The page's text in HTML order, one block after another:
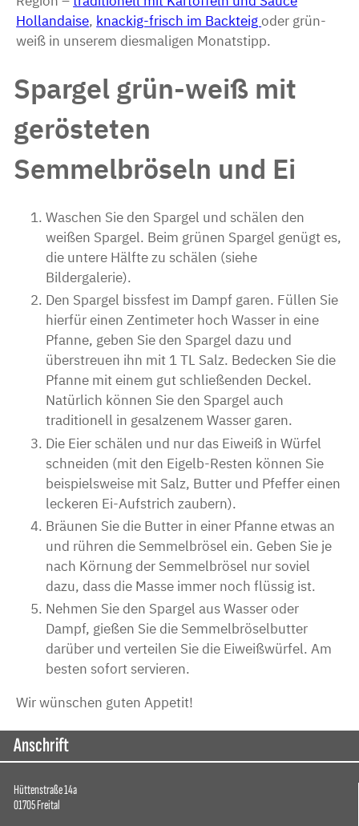
Hollandaise, knackig-frisch im Backteigoder grün-
weiß in unserem diesmaligen Monatstipp.
Spargel grün-weiß mit
gerösteten
Semmelbröseln und Ei
Waschen Sie den Spargel und schälen den
weißen Spargel. Beim grünen Spargel genügt es,
die untere Hälfte zu schälen (siehe
Bildergalerie).
Den Spargel bissfest im Dampf garen. Füllen Sie
hierfür einen Zentimeter hoch Wasser in eine
Pfanne, geben Sie den Spargel dazu und
überstreuen ihn mit 1 TL Salz. Bedecken Sie die
Pfanne mit einem gut schließenden Deckel.
Natürlich können Sie den Spargel auch
traditionell in gesalzenem Wasser garen.
Die Eier schälen und nur das Eiweiß in Würfel
schneiden (mit den Eigelb-Resten können Sie
beispielsweise mit Salz, Butter und Pfeffer einen
leckeren Ei-Aufstrich zaubern).
Bräunen Sie die Butter in einer Pfanne etwas an
und rühren die Semmelbrösel ein. Geben Sie je
nach Körnung der Semmelbrösel nur soviel
dazu, dass die Masse immer noch flüssig ist.
Nehmen Sie den Spargel aus Wasser oder
Dampf, gießen Sie die Semmelbröselbutter
darüber und verteilen Sie die Eiweißwürfel. Am
besten sofort servieren.
Wir wünschen guten Appetit!
Anschrift
Hüttenstraße 14a
01705 Freital